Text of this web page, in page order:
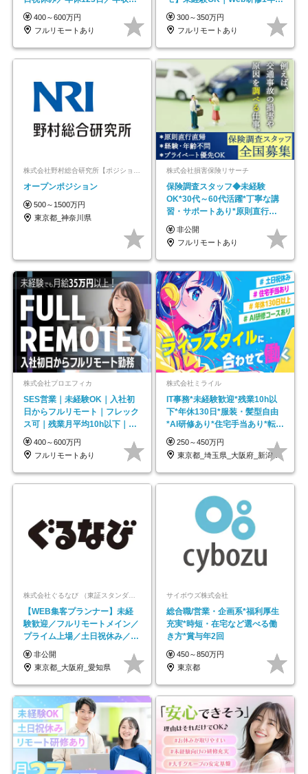
600万円可
400～600万円
フルリモートあり
｜副業OK
300～350万円
フルリモートあり
オープンポジション
500～1500万円
東京都_神奈川県
株式会社損害保険リサーチ
保険調査スタッフ◆未経験
OK*30代～60代活躍*丁寧な講
習・サポートあり*原則直行直
帰／全国募集・業務委託
非公開
フルリモートあり
株式会社プロエフィカ
SES営業｜未経験OK｜入社初
日からフルリモート｜フレック
ス可｜残業月平均10h以下｜事
業立ち上げメンバー
400～600万円
フルリモートあり
株式会社ミライル
IT事務*未経験歓迎*残業10h以
下*年休130日*服装・髪型自由
*AI研修あり*住宅手当あり*転勤
なし
250～450万円
東京都_埼玉県_大阪府_新潟県_福岡県
株式会社ぐるなび （東証スタンダード上場）
【WEB集客プランナー】未経
験歓迎／フルリモートメイン／
プライム上場／土日祝休み／東
京・大阪・名古屋
非公開
東京都_大阪府_愛知県
サイボウズ株式会社
総合職/営業・企画系*福利厚生
充実*時短・在宅など選べる働
き方*賞与年2回
450～850万円
東京都